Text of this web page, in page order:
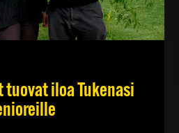
iloa Tukenasi